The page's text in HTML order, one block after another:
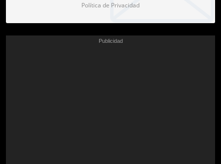
Política de Privacidad